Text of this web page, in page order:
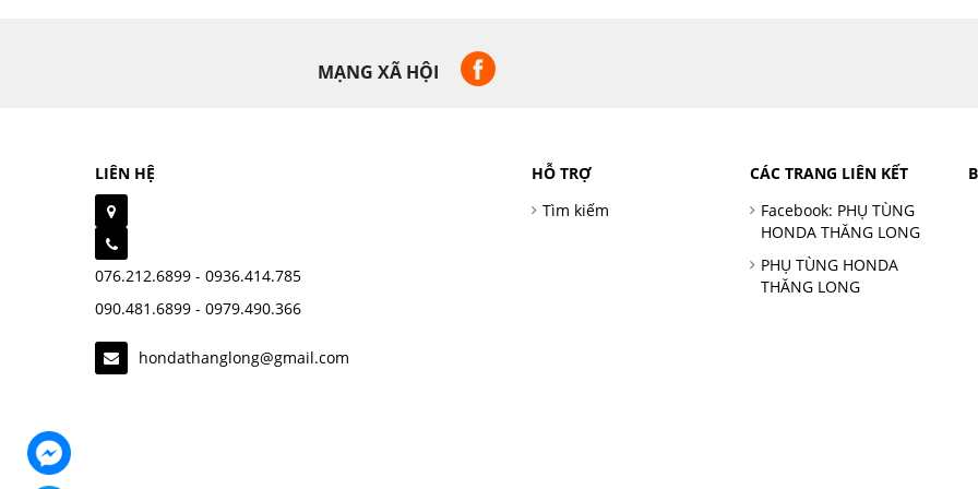
MẠNG XÃ HỘI
LIÊN HỆ
076.212.6899 - 0936.414.785
090.481.6899 - 0979.490.366
hondathanglong@gmail.com
HỖ TRỢ
Tìm kiếm
CÁC TRANG LIÊN KẾT
Facebook: PHỤ TÙNG
HONDA THĂNG LONG
PHỤ TÙNG HONDA
THĂNG LONG